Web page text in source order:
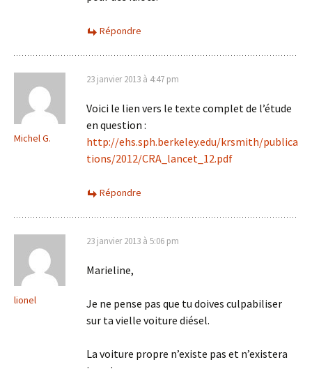
Répondre
Michel G.
23 janvier 2013 à 4:47 pm
Voici le lien vers le texte complet de l’étude
en question :
http://ehs.sph.berkeley.edu/krsmith/publica
tions/2012/CRA_lancet_12.pdf
Répondre
lionel
23 janvier 2013 à 5:06 pm
Marieline,
Je ne pense pas que tu doives culpabiliser
sur ta vielle voiture diésel.
La voiture propre n’existe pas et n’existera